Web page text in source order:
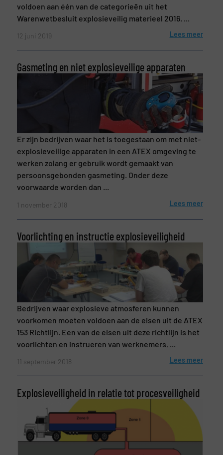
Ja, schrijf mij in voor de BulkTech
CAPTCHA
VERSTUREN
voldoen aan één van de categorieën uit het
Warenwetbesluit explosieveilig materieel 2016. ...
12 juni 2019 Lees meer
Gasmeting en niet explosieveilige apparaten
Er zijn bedrijven waar het is toegestaan om met niet-
explosieveilige apparaten in een ATEX omgeving te
werken zolang er gebruik wordt gemaakt van
persoonsgebonden gasmeting. Onder deze
voorwaarde worden dan ...
1 november 2018 Lees meer
Voorlichting en instructie explosieveiligheid
Bedrijven waar explosieve atmosferen kunnen
voorkomen moeten voldoen aan de eisen uit de ATEX
153 Richtlijn. Een van de eisen uit deze richtlijn is het
voorlichten en instrueren van werknemers, ...
11 september 2018 Lees meer
Explosieveiligheid in relatie tot procesveiligheid